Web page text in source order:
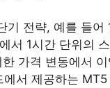
기 전략, 예를 들
서 1시간 단위의
가격 변동에서
서 제공하는